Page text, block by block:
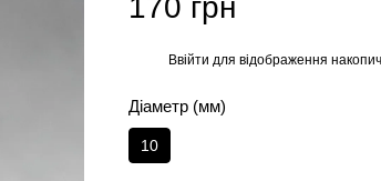
170 грн
Ввійти для відображення
Діаметр (мм)
10